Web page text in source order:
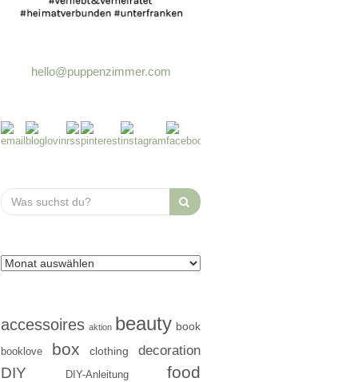
hello@puppenzimmer.com
Search
for:
accessoires aktion beauty book
booklove box clothing decoration
DIY DIY-Anleitung food